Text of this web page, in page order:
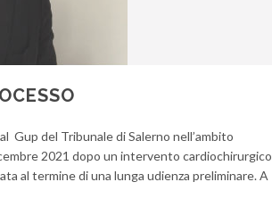
Gup del Tribunale di Salerno nell’ambito
2021 dopo un intervento cardiochirurgico
al termine di una lunga udienza preliminare. A